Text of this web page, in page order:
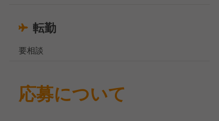
転勤
要相談
応募について